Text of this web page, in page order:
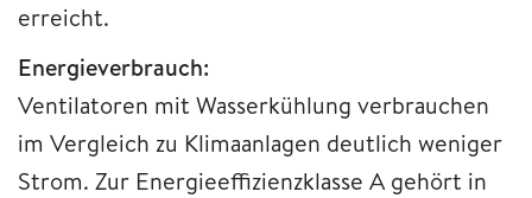
erreicht.
Energieverbrauch:
Ventilatoren mit Wasserkühlung verbrauchen
im Vergleich zu Klimaanlagen deutlich weniger
Strom. Zur Energieeffizienzklasse A gehört in